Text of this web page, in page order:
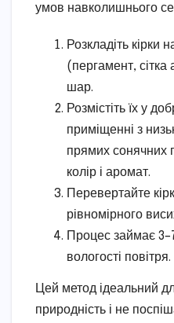
умов навколишнього
Розкладіть кірки
(пергамент,
шар.
Розмістіть їх у
приміщенні з
прямих сонячних
колір і аромат.
Перевертайте
рівномірного
Процес займає
вологості повітря.
Цей метод ідеальний
природність і не